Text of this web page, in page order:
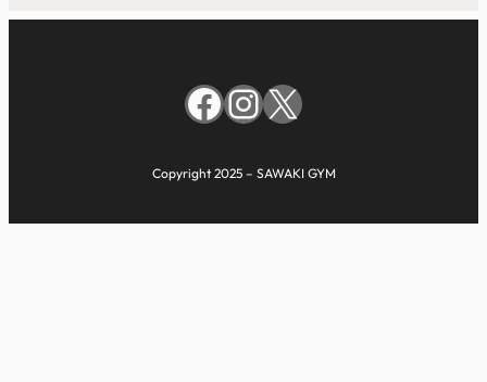
Facebook
Instagram
X
Copyright 2025 – SAWAKI GYM